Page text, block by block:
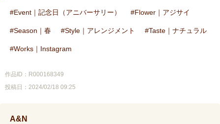
Event｜記念日（アニバーサリー） Flower｜アジサイ
Season｜春 Style｜アレンジメント Taste｜ナチュラル
Works｜Instagram
作品ID：R000168349
投稿日：2024/02/18 09:25
A&N